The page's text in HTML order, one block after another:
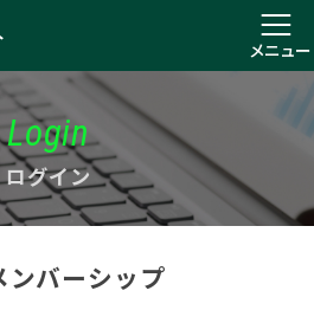
メニュー
Login
ログイン
ンバーシップ